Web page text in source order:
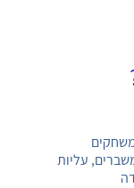
משברים, עליות